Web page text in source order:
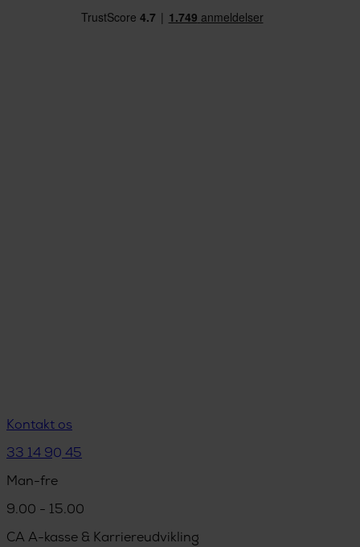
Kontakt os
33 14 90 45
Man-fre
9.00 - 15.00
CA A-kasse & Karriereudvikling